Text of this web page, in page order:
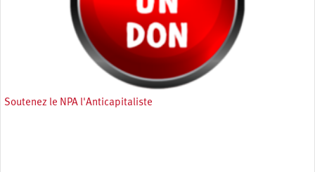
Soutenez le NPA l'Anticapitaliste